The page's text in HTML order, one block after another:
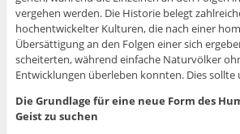
vergehen werden. Die Historie belegt
hochentwickelter Kulturen, die nach einer
Übersättigung an den Folgen einer sich
scheiterten, während einfache Naturvölker
Entwicklungen überleben konnten. Dies sollte
Die Grundlage für eine neue Form des
Geist zu suchen